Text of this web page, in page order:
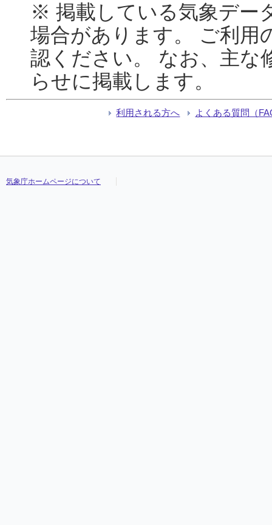
※ 掲載している気象デー
場合があります。 ご利用
認ください。 なお、主な
らせに掲載します。
利用される方へ よくある質問（
気象庁ホームページについて